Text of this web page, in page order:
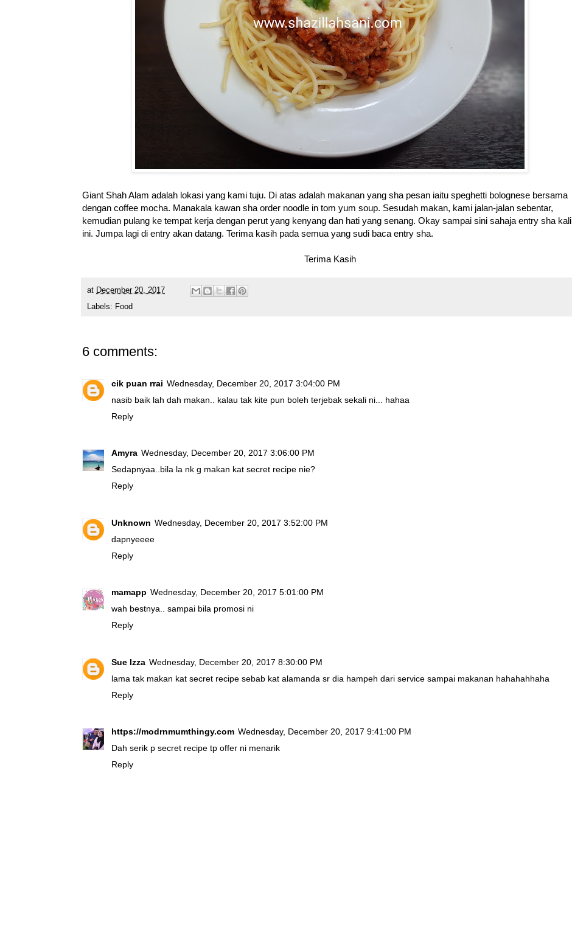
Giant Shah Alam adalah lokasi yang kami tuju. Di atas adalah makanan yang sha pesan iaitu speghetti bolognese bersama
dengan coffee mocha. Manakala kawan sha order noodle in tom yum soup. Sesudah makan, kami jalan-jalan sebentar,
kemudian pulang ke tempat kerja dengan perut yang kenyang dan hati yang senang. Okay sampai sini sahaja entry sha kali
ini. Jumpa lagi di entry akan datang. Terima kasih pada semua yang sudi baca entry sha.
Terima Kasih
at December 20, 2017
Labels: Food
6 comments:
cik puan rrai Wednesday, December 20, 2017 3:04:00 PM
nasib baik lah dah makan.. kalau tak kite pun boleh terjebak sekali ni... hahaa
Reply
Amyra Wednesday, December 20, 2017 3:06:00 PM
Sedapnyaa..bila la nk g makan kat secret recipe nie?
Reply
Unknown Wednesday, December 20, 2017 3:52:00 PM
dapnyeeee
Reply
mamapp Wednesday, December 20, 2017 5:01:00 PM
wah bestnya.. sampai bila promosi ni
Reply
Sue Izza Wednesday, December 20, 2017 8:30:00 PM
lama tak makan kat secret recipe sebab kat alamanda sr dia hampeh dari service sampai makanan hahahahhaha
Reply
https://modrnmumthingy.com Wednesday, December 20, 2017 9:41:00 PM
Dah serik p secret recipe tp offer ni menarik
Reply